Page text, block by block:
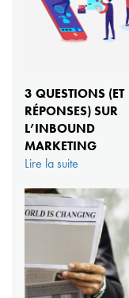
3 QUESTIONS (ET
RÉPONSES) SUR
L’INBOUND
MARKETING
Lire la suite